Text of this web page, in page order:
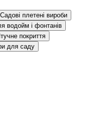
Садові плетені вироби
водойм і фонтанів
покриття
для саду